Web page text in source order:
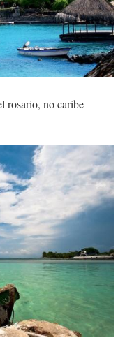
rosario, no caribe